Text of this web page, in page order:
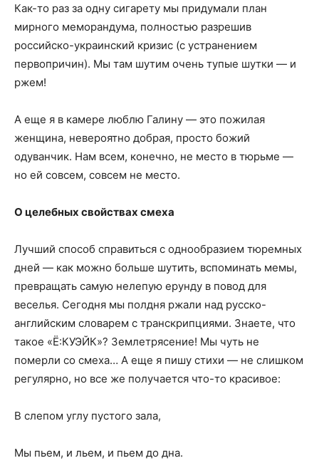
Как-то раз за одну сигарету мы придумали план
мирного меморандума, полностью разрешив
российско-украинский кризис (с устранением
первопричин). Мы там шутим очень тупые шутки — и
ржем!
А еще я в камере люблю Галину — это пожилая
женщина, невероятно добрая, просто божий
одуванчик. Нам всем, конечно, не место в тюрьме —
но ей совсем, совсем не место.
О целебных свойствах смеха
Лучший способ справиться с однообразием тюремных
дней — как можно больше шутить, вспоминать мемы,
превращать самую нелепую ерунду в повод для
веселья. Сегодня мы полдня ржали над русско-
английским словарем с транскрипциями. Знаете, что
такое «Ё:КУЭЙК»? Землетрясение! Мы чуть не
померли со смеха… А еще я пишу стихи — не слишком
регулярно, но все же получается что-то красивое:
В слепом углу пустого зала,
Мы пьем, и льем, и пьем до дна.